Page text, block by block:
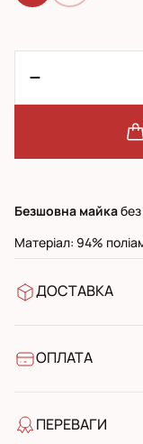
Безшовна майка
Матеріал: 94%
ДОСТАВКА
УкрПошта
ОПЛАТА
Банківський
ПЕРЕВАГИ